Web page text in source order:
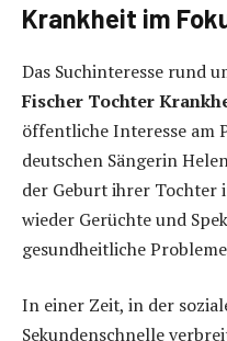
Krankheit im
Das Suchinteresse rund
Fischer Tochter
öffentliche Interesse am
deutschen Sängerin
der Geburt ihrer Tochter
wieder Gerüchte und
gesundheitliche
In einer Zeit, in der
Sekundenschnelle